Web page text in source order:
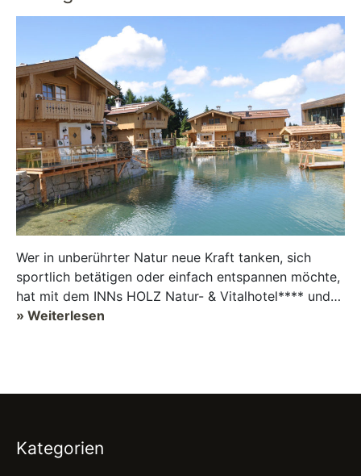
Wer in unberührter Natur neue Kraft tanken, sich
sportlich betätigen oder einfach entspannen möchte,
hat mit dem INNs HOLZ Natur- & Vitalhotel**** und
Chaletdorf Böhme...
» Weiterlesen
Kategorien